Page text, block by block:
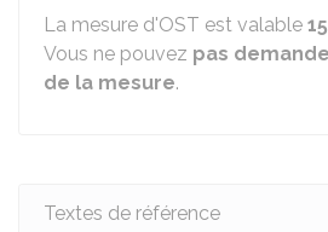
La mesure d'OST est valable
Vous ne pouvez pas
de la mesure.
Textes de référence